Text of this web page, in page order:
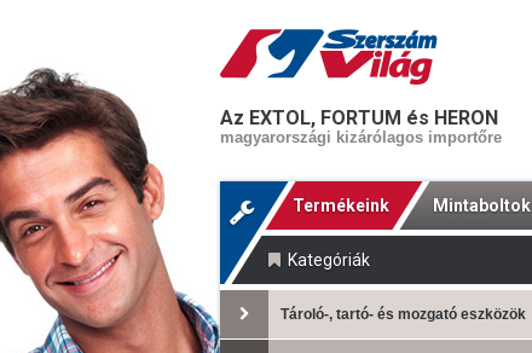
Az EXTOL, FORTUM és HERON
magyarországi kizárólagos importőre
Termékeink Mintaboltok
Kategóriák
Tároló-, tartó- és mozgató eszközök